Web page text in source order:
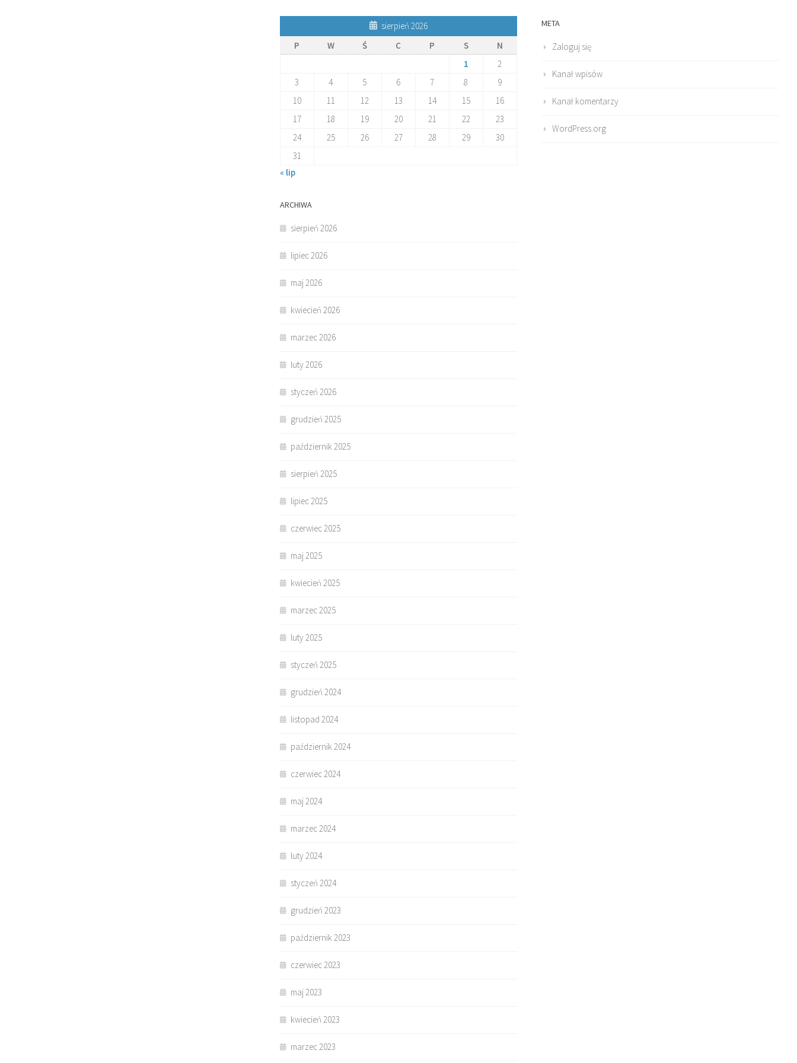
sierpień 2026
P
W Ś C P S
N
1
2
3
4 5 6 7 8
9
10
11 12 13 14 15
16
17
18 19 20 21 22
23
24
25 26 27 28 29
30
31
« lip
ARCHIWA
sierpień 2026
lipiec 2026
maj 2026
kwiecień 2026
marzec 2026
luty 2026
styczeń 2026
grudzień 2025
październik 2025
sierpień 2025
lipiec 2025
czerwiec 2025
maj 2025
kwiecień 2025
marzec 2025
luty 2025
styczeń 2025
grudzień 2024
listopad 2024
październik 2024
czerwiec 2024
maj 2024
marzec 2024
luty 2024
styczeń 2024
grudzień 2023
październik 2023
czerwiec 2023
maj 2023
kwiecień 2023
marzec 2023
META
Zaloguj się
Kanał wpisów
Kanał komentarzy
WordPress.org